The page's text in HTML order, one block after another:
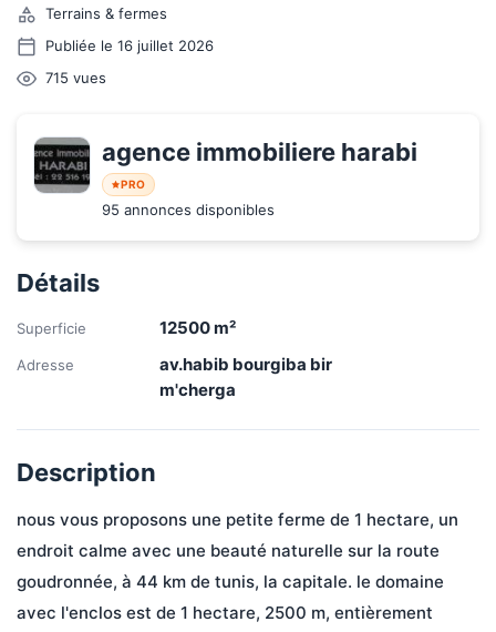
Terrains & fermes
Publiée le 16 juillet 2026
715 vues
agence immobiliere harabi
PRO
95 annonces disponibles
Détails
Superficie 12500m²
Adresse
av.habib bourgiba bir
m'cherga
Description
nous vous proposons une petite ferme de 1 hectare, un
endroit calme avec une beauté naturelle sur la route
goudronnée, à 44 km de tunis, la capitale. le domaine
avec l'enclos est de 1 hectare, 2500 m, entièrement